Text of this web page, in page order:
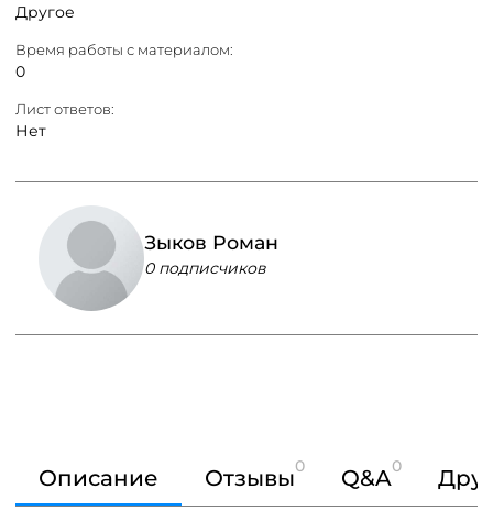
Другое
Время работы с материалом:
0
Лист ответов:
Нет
Зыков Роман
0 подписчиков
Описание Отзывы0 Q&A0